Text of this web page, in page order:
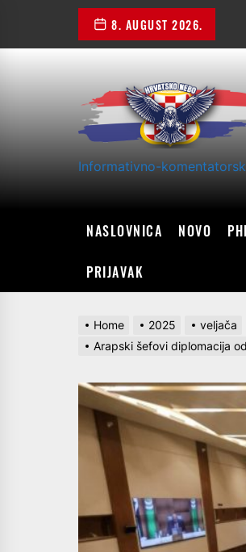
the
8. AUGUST 2026.
Informativno-
NASLOVNICA NOVO
PRIJAVAK
Home 2025 veljača
Arapski šefovi diplomacija